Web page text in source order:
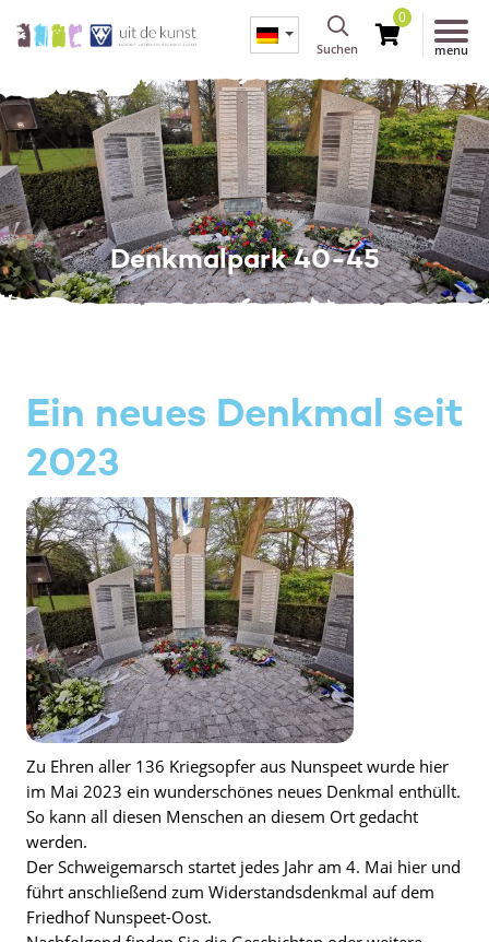
Suchen
0
menu
Denkmalpark 40-45
Ein neues Denkmal seit
2023
Zu Ehren aller 136 Kriegsopfer aus Nunspeet wurde hier
im Mai 2023 ein wunderschönes neues Denkmal enthüllt.
So kann all diesen Menschen an diesem Ort gedacht
werden.
Der Schweigemarsch startet jedes Jahr am 4. Mai hier und
führt anschließend zum Widerstandsdenkmal auf dem
Friedhof Nunspeet-Oost.